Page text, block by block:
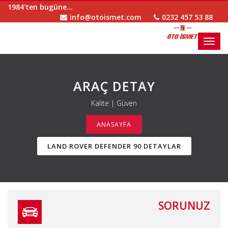
1984'ten bugüne...
info@otoismet.com
0232 457 53 88
ARAÇ DETAY
Kalite | Güven
ANASAYFA
LAND ROVER DEFENDER 90 DETAYLAR
SORUNUZ